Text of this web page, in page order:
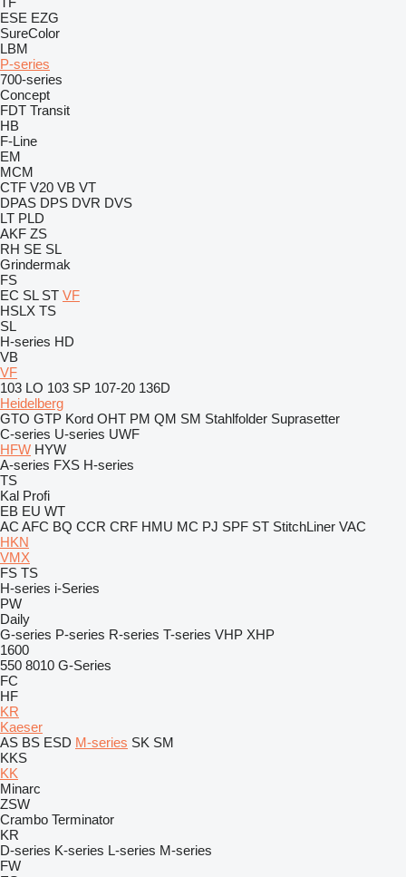
ESE EZG
SureColor
LBM
P-series
700-series
Concept
FDT Transit
HB
F-Line
EM
MCM
CTF V20 VB VT
DPAS DPS DVR DVS
LT PLD
AKF ZS
RH SE SL
Grindermak
FS
EC SL ST VF
HSLX TS
SL
H-series HD
VB
VF
103 LO 103 SP 107-20 136D
Heidelberg
GTO GTP Kord OHT PM QM SM Stahlfolder Suprasetter
C-series U-series UWF
HFW HYW
A-series FXS H-series
TS
Kal Profi
EB EU WT
AC AFC BQ CCR CRF HMU MC PJ SPF ST StitchLiner VAC
HKN
VMX
FS TS
H-series i-Series
PW
Daily
G-series P-series R-series T-series VHP XHP
1600
550 8010 G-Series
FC
HF
KR
Kaeser
AS BS ESD M-series SK SM
KKS
KK
Minarc
ZSW
Crambo Terminator
KR
D-series K-series L-series M-series
FW